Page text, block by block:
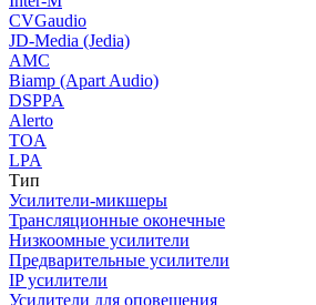
CVGaudio
JD-Media (Jedia)
AMC
Biamp (Apart Audio)
DSPPA
Alerto
TOA
LPA
Тип
Усилители-микшеры
Трансляционные оконечные
Низкоомные усилители
Предварительные усилители
IP усилители
Усилители для оповещения